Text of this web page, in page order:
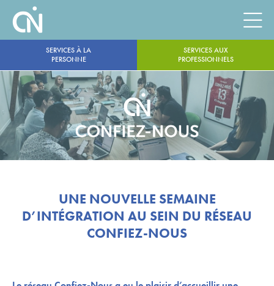
SERVICES À LA
PERSONNE
SERVICES AUX
PROFESSIONNELS
UNE NOUVELLE SEMAINE
D’INTÉGRATION AU SEIN DU RÉSEAU
CONFIEZ-NOUS